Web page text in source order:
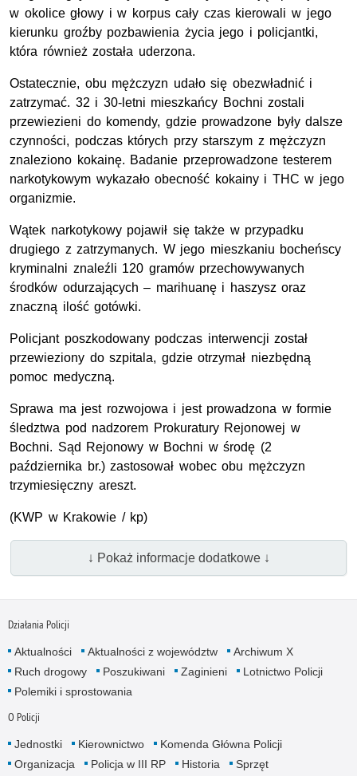
w okolice głowy i w korpus cały czas kierowali w jego
kierunku groźby pozbawienia życia jego i policjantki,
która również została uderzona.
Ostatecznie, obu mężczyzn udało się obezwładnić i
zatrzymać. 32 i 30-letni mieszkańcy Bochni zostali
przewiezieni do komendy, gdzie prowadzone były dalsze
czynności, podczas których przy starszym z mężczyzn
znaleziono kokainę. Badanie przeprowadzone testerem
narkotykowym wykazało obecność kokainy i THC w jego
organizmie.
Wątek narkotykowy pojawił się także w przypadku
drugiego z zatrzymanych. W jego mieszkaniu bocheńscy
kryminalni znaleźli 120 gramów przechowywanych
środków odurzających – marihuanę i haszysz oraz
znaczną ilość gotówki.
Policjant poszkodowany podczas interwencji został
przewieziony do szpitala, gdzie otrzymał niezbędną
pomoc medyczną.
Sprawa ma jest rozwojowa i jest prowadzona w formie
śledztwa pod nadzorem Prokuratury Rejonowej w
Bochni. Sąd Rejonowy w Bochni w środę (2
października br.) zastosował wobec obu mężczyzn
trzymiesięczny areszt.
(KWP w Krakowie / kp)
↓ Pokaż informacje dodatkowe ↓
Działania Policji
Aktualności Aktualności z województw
Archiwum X
Ruch drogowy
Poszukiwani Zaginieni
Lotnictwo Policji
Polemiki i sprostowania
O Policji
Jednostki Kierownictwo
Komenda Główna Policji
Organizacja
Policja w III RP Historia
Sprzęt